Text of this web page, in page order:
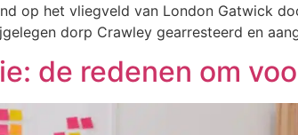
op het vliegveld van London Gatwick
dorp Crawley gearresteerd en
de redenen om